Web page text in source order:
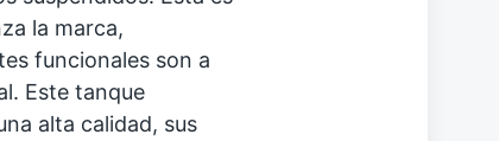
la marca,
funcionales son a
Este tanque
alta calidad, sus